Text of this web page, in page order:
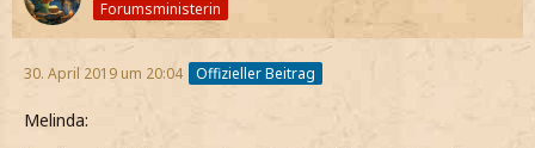
Forumsministerin
30. April 2019 um 20:04 Offizieller Beitrag
Melinda: